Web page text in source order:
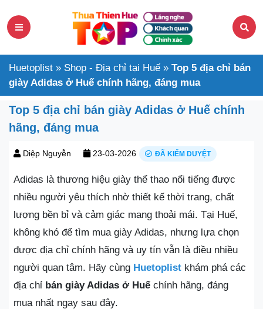
Huetoplist » Shop - Địa chỉ tại Huế » Top 5 địa chỉ bán
giày Adidas ở Huế chính hãng, đáng mua
Top 5 địa chỉ bán giày Adidas ở Huế chính
hãng, đáng mua
Diệp Nguyễn 23-03-2026 ĐÃ KIỂM DUYỆT
Adidas là thương hiệu giày thể thao nổi tiếng được
nhiều người yêu thích nhờ thiết kế thời trang, chất
lượng bền bỉ và cảm giác mang thoải mái. Tại Huế,
không khó để tìm mua giày Adidas, nhưng lựa chọn
được địa chỉ chính hãng và uy tín vẫn là điều nhiều
người quan tâm. Hãy cùng Huetoplist khám phá các
địa chỉ bán giày Adidas ở Huếchính hãng, đáng
mua nhất ngay sau đây.